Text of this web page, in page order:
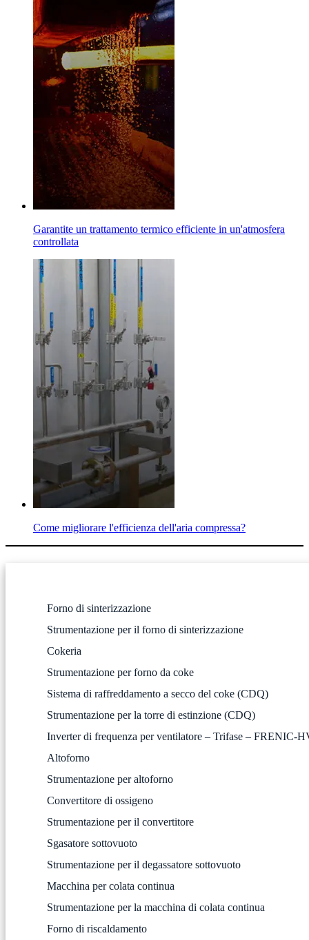
Garantite un trattamento termico efficiente in un'atmosfera
controllata
Come migliorare l'efficienza dell'aria compressa?
Forno di sinterizzazione
Strumentazione per il forno di sinterizzazione
Cokeria
Strumentazione per forno da coke
Sistema di raffreddamento a secco del coke (CDQ)
Strumentazione per la torre di estinzione (CDQ)
Inverter di frequenza per ventilatore – Trifase – FRENIC-
Altoforno
Strumentazione per altoforno
Convertitore di ossigeno
Strumentazione per il convertitore
Sgasatore sottovuoto
Strumentazione per il degassatore sottovuoto
Macchina per colata continua
Strumentazione per la macchina di colata continua
Forno di riscaldamento